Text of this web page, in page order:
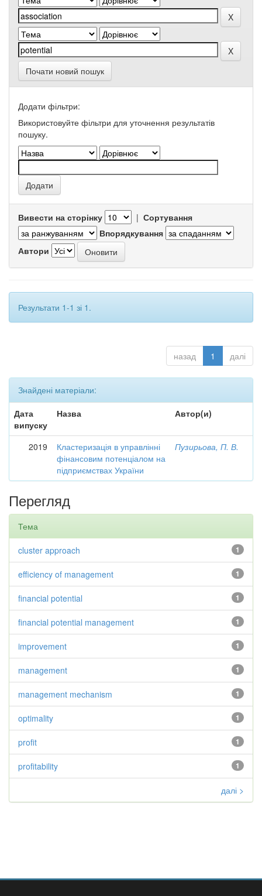
Почати новий пошук
Додати фільтри:
Використовуйте фільтри для уточнення результатів
пошуку.
Вивести на сторінку | Сортування
Впорядкування
Автори
Результати 1-1 зі 1.
назад 1 далі
Знайдені матеріали:
Дата
випуску
Назва Автор(и)
2019
Кластеризація в управлінні
фінансовим потенціалом на
підприємствах України
Пузирьова, П. В.
Перегляд
Тема
1
cluster approach
1
efficiency of management
1
financial potential
1
financial potential management
1
improvement
1
management
1
management mechanism
1
optimality
1
profit
1
profitability
далі >